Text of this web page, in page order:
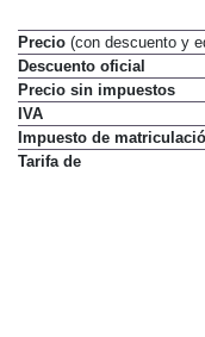
Precio (con descuento y
Descuento oficial
Precio sin impuestos
IVA
Impuesto de
Tarifa de